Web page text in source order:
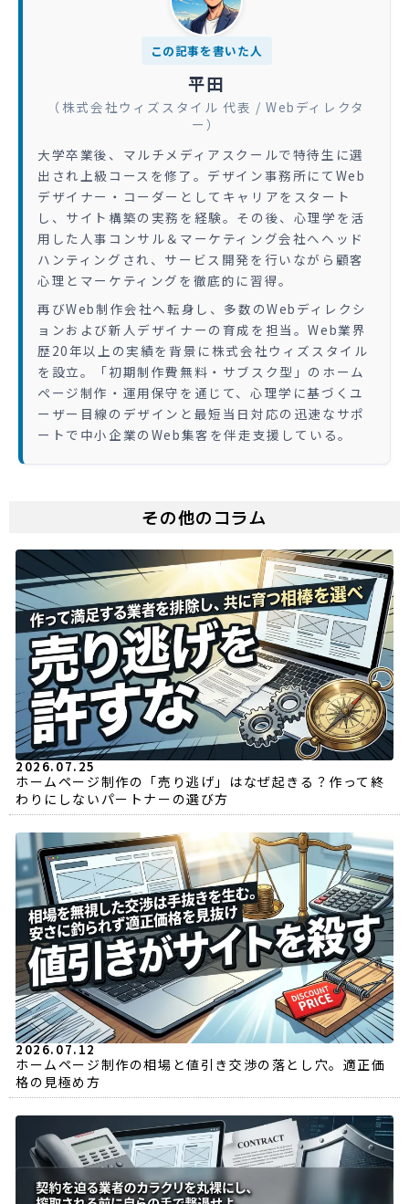
この記事を書いた人
平田
（株式会社ウィズスタイル 代表 / Webディレクタ
ー）
大学卒業後、マルチメディアスクールで特待生に選
出され上級コースを修了。デザイン事務所にてWeb
デザイナー・コーダーとしてキャリアをスタート
し、サイト構築の実務を経験。その後、心理学を活
用した人事コンサル＆マーケティング会社へヘッド
ハンティングされ、サービス開発を行いながら顧客
心理とマーケティングを徹底的に習得。
再びWeb制作会社へ転身し、多数のWebディレクシ
ョンおよび新人デザイナーの育成を担当。Web業界
歴20年以上の実績を背景に株式会社ウィズスタイル
を設立。「初期制作費無料・サブスク型」のホーム
ページ制作・運用保守を通じて、心理学に基づくユ
ーザー目線のデザインと最短当日対応の迅速なサポ
ートで中小企業のWeb集客を伴走支援している。
その他のコラム
2026.07.25
ホームページ制作の「売り逃げ」はなぜ起きる？作って終
わりにしないパートナーの選び方
2026.07.12
ホームページ制作の相場と値引き交渉の落とし穴。適正価
格の見極め方